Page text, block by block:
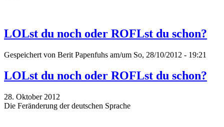
LOLst du noch oder ROFLst du schon?
Gespeichert von Berit Papenfuhs am/um So, 28/10/2012 - 19:21
LOLst du noch oder ROFLst du schon?
28. Oktober 2012
Die Feränderung der deutschen Sprache